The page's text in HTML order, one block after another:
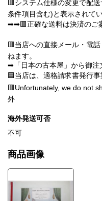
🟥システム仕様の変更で配
条件項目含む)と表示されて
➡➡🟥正確な送料は決済のご
🟥当店への直接メール・電
ねます。
➡「日本の古本屋」から御注
🟦当店は、適格請求書発行事
🟥Unfortunately, we do not
外
海外発送可否
不可
商品画像